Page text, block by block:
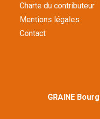
Charte du contributeur
Mentions légales
Contact
GRAINE